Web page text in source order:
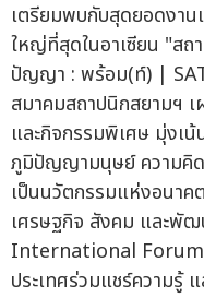
เตรียมพบกับสุดยอดงา
ใหญ่ที่สุดในอาเซียน "สถ
ปัญญา : พร้อม(ท์) |
สมาคมสถาปนิกสยามฯ
และกิจกรรมพิเศษ มุ่งเ
ภูมิปัญญามนุษย์ ความคิ
เป็นนวัตกรรมแห่งอนาค
เศรษฐกิจ สังคม และพั
International Forum
ประเทศร่วมแชร์ความรู้